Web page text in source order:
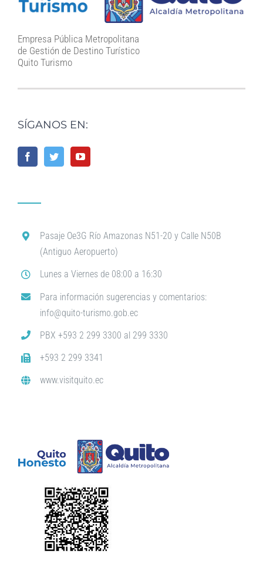
Empresa Pública Metropolitana
de Gestión de Destino Turístico
Quito Turismo
SÍGANOS EN:
Pasaje Oe3G Río Amazonas N51-20 y Calle N50B
(Antiguo Aeropuerto)
Lunes a Viernes de 08:00 a 16:30
Para información sugerencias y comentarios:
info@quito-turismo.gob.ec
PBX +593 2 299 3300 al 299 3330
+593 2 299 3341
www.visitquito.ec